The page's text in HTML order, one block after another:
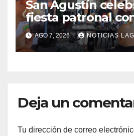
San Agustín
fiesta patronal
conferencias para
familias
AGO 7, 2026 NOTICIAS
Deja un
Tu dirección de correo